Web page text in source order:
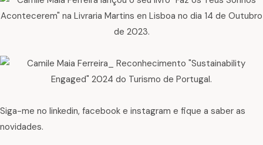
Siga-me no linkedin, facebook e instagram e fique a saber as
novidades.